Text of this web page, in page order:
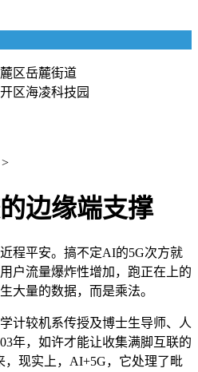
区岳麓街道
区海凌科技园
>
边缘端支撑
平安。搞不定AI的5G次方就
户流量爆炸性增加，跑正在上的
大量的数据，而是乘法。
较机系传授及博士生导师、人
年，如许才能让收集满脚互联的
，现实上，AI+5G，它处理了毗